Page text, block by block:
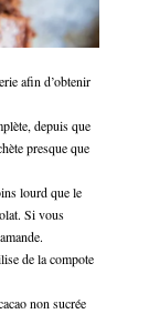
afin d’obtenir
depuis que
presque que
lourd que le
Si vous
de la compote
non sucrée